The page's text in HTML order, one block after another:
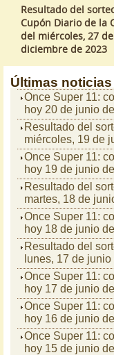
Resultado del
Cupón Diario de la
del miércoles, 27 de
diciembre de 2023
Últimas noticias
Once Super 11:
hoy 20 de junio
Resultado del
miércoles, 19 de
Once Super 11:
hoy 19 de junio
Resultado del
martes, 18 de
Once Super 11:
hoy 18 de junio
Resultado del
lunes, 17 de
Once Super 11:
hoy 17 de junio
Once Super 11:
hoy 16 de junio
Once Super 11:
hoy 15 de junio